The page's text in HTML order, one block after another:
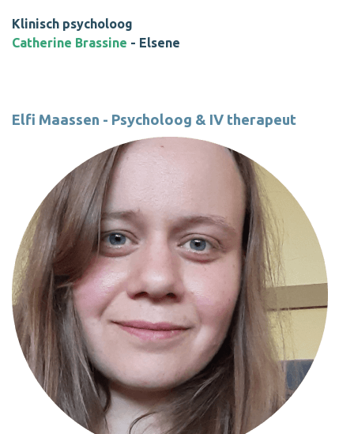
Klinisch psycholoog
Catherine Brassine - Elsene
Elfi Maassen - Psycholoog & IV therapeut